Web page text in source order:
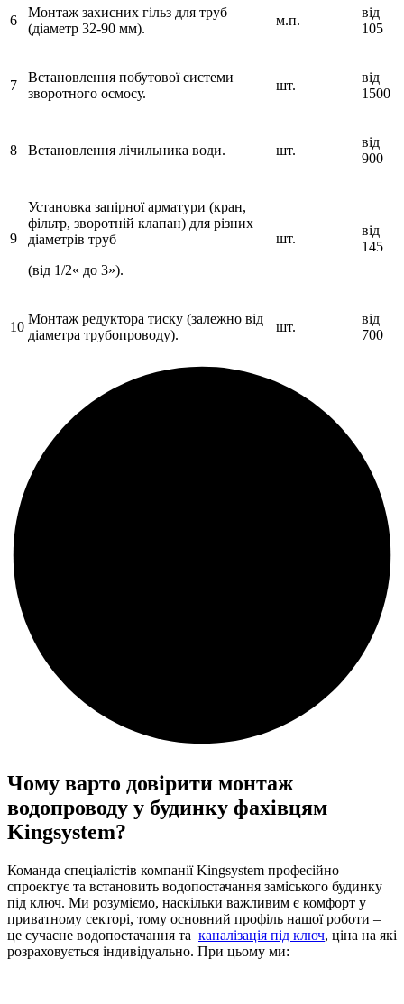
6
Монтаж захисних гільз для труб
(діаметр 32-90 мм).
м.п.
від
105
7
Встановлення побутової системи
зворотного осмосу.
шт.
від
1500
8 Встановлення лічильника води. шт.
від
900
9
Установка запірної арматури (кран,
фільтр, зворотній клапан) для різних
діаметрів труб
(від 1/2« до 3»).
шт.
від
145
10
Монтаж редуктора тиску (залежно від
діаметра трубопроводу).
шт.
від
700
Чому варто довірити монтаж
водопроводу у будинку фахівцям
Kingsystem?
Команда спеціалістів компанії Kingsystem професійно
спроектує та встановить водопостачання заміського будинку
під ключ. Ми розуміємо, наскільки важливим є комфорт у
приватному секторі, тому основний профіль нашої роботи –
це сучасне водопостачання та каналізація під ключ, ціна на які
розраховується індивідуально. При цьому ми: